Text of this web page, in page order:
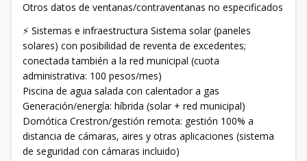
Otros datos de ventanas/contraventanas no especificados
⚡ Sistemas e infraestructura Sistema solar (paneles
solares) con posibilidad de reventa de excedentes;
conectada también a la red municipal (cuota
administrativa: 100 pesos/mes)
Piscina de agua salada con calentador a gas
Generación/energía: híbrida (solar + red municipal)
Domótica Crestron/gestión remota: gestión 100% a
distancia de cámaras, aires y otras aplicaciones (sistema
de seguridad con cámaras incluido)